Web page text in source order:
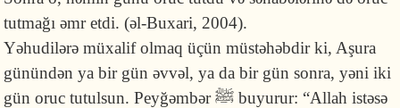
tutmağı əmr etdi. (əl-Buxari, 2004).
Yəhudilərə müxalif olmaq üçün müstəhəbdir ki, Aşura
günündən ya bir gün əvvəl, ya da bir gün sonra, yəni iki
gün oruc tutulsun. Peyğəmbər ﷺ buyurur: “Allah istəsə